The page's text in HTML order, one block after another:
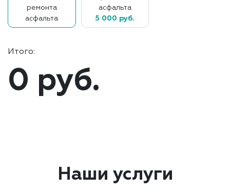
ремонта
асфальта
асфальта
5 000 руб.
Итого:
0 руб.
Наши услуги